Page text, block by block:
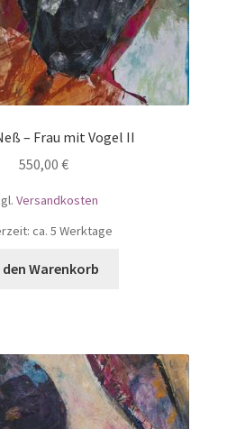
– Frau mit Vogel II
550,00 €
Versandkosten
ca. 5 Werktage
den Warenkorb